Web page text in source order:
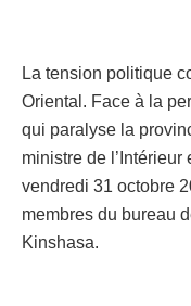
La tension politique
Oriental. Face à la
qui paralyse la
ministre de
vendredi 31 octobre
membres du bureau
Kinshasa.